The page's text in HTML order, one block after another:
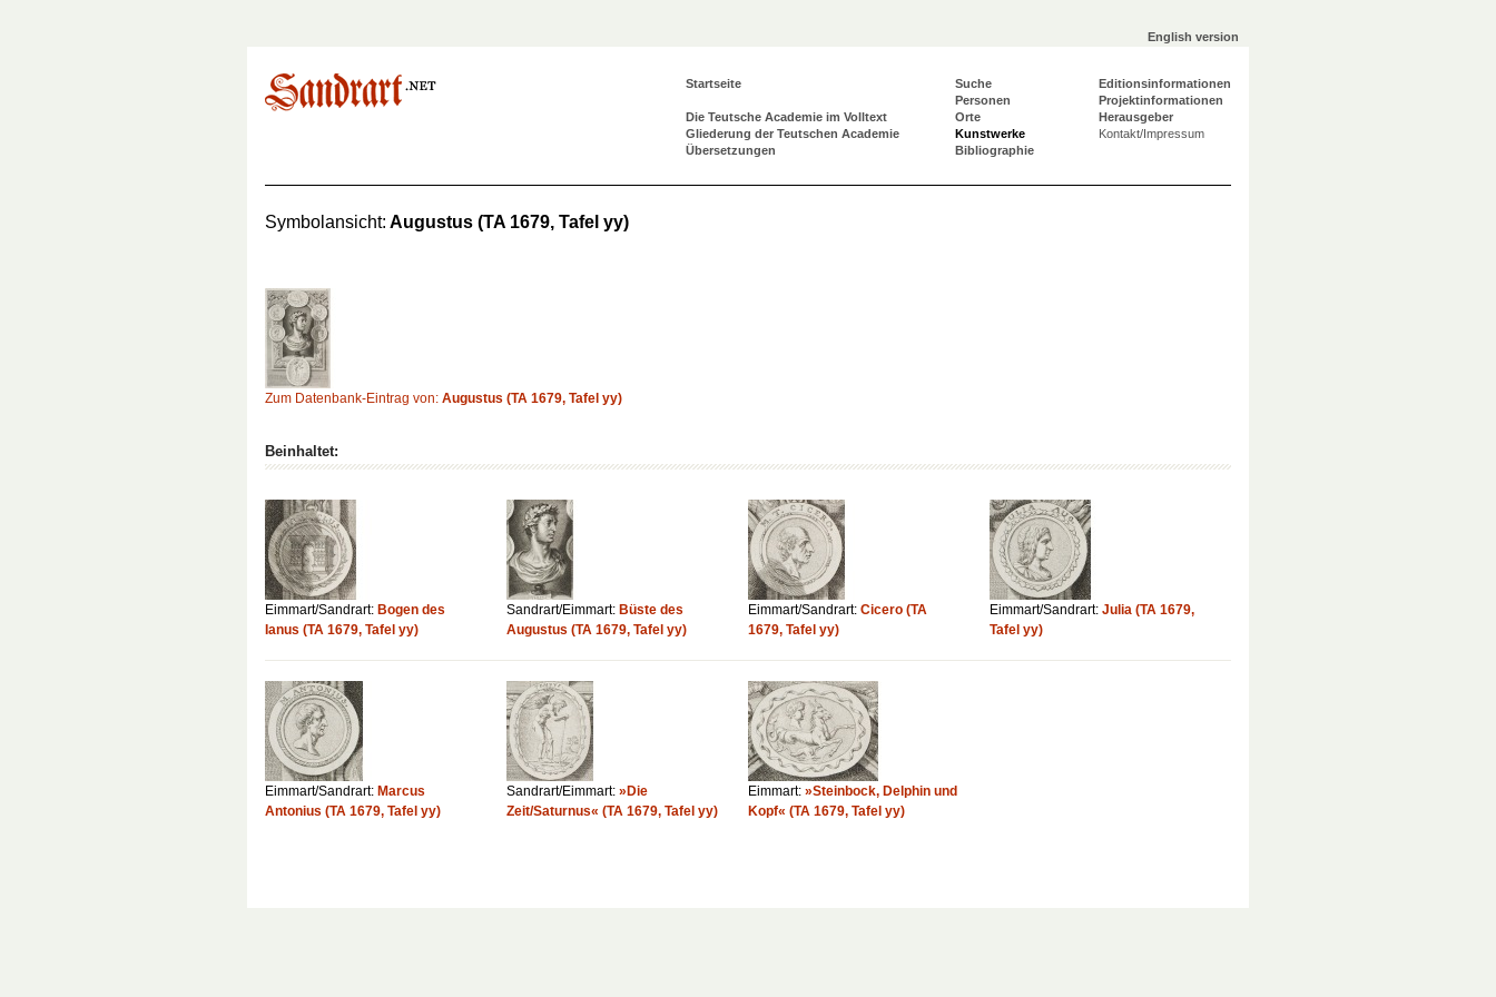
English version
Startseite
Die Teutsche Academie im Volltext
Gliederung der Teutschen Academie
Übersetzungen
Suche
Personen
Orte
Kunstwerke
Bibliographie
Editionsinformationen
Projektinformationen
Herausgeber
Kontakt/Impressum
Symbolansicht: Augustus (TA 1679, Tafel yy)
Zum Datenbank-Eintrag von: Augustus (TA 1679, Tafel yy)
Beinhaltet:
Eimmart/Sandrart: Bogen des
Ianus (TA 1679, Tafel yy)
Sandrart/Eimmart: Büste des
Augustus (TA 1679, Tafel yy)
Eimmart/Sandrart: Cicero (TA
1679, Tafel yy)
Eimmart/Sandrart: Julia (TA 1679,
Tafel yy)
Eimmart/Sandrart: Marcus
Antonius (TA 1679, Tafel yy)
Sandrart/Eimmart: »Die
Zeit/Saturnus« (TA 1679, Tafel yy)
Eimmart: »Steinbock, Delphin und
Kopf« (TA 1679, Tafel yy)